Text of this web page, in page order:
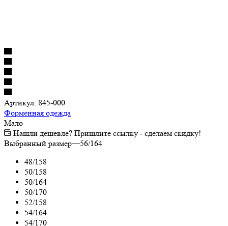
Артикул: 845-000
Форменная одежда
Мало
Нашли дешевле? Пришлите ссылку - сделаем скидку!
Выбранный размер—56/164
48/158
50/158
50/164
50/170
52/158
54/164
54/170